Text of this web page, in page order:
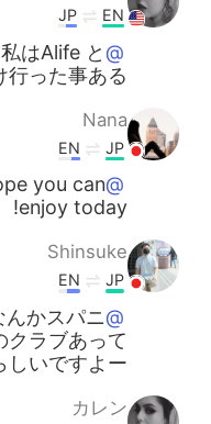
EN
JP
@Shinsuke
はAlife と
った事ある。
Nana
JP
EN
@カレン
you can
enjoy today!
Shinsuke
JP
EN
@カレン
かスパニ
クラブあって
いですよー！
カレン